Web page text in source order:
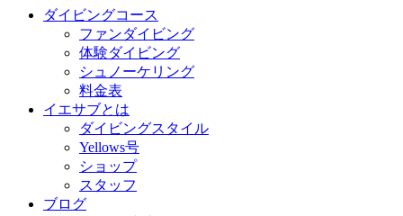
ダイビングコース
ファンダイビング
体験ダイビング
シュノーケリング
料金表
イエサブとは
ダイビングスタイル
Yellows号
ショップ
スタッフ
ブログ